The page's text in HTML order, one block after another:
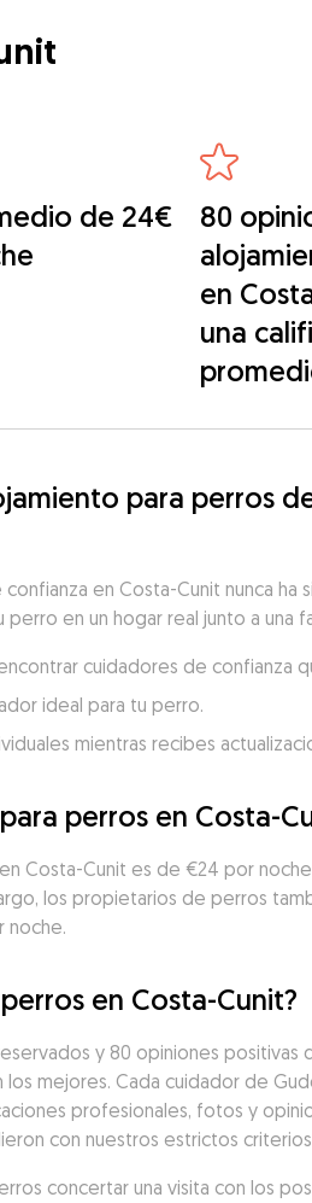
de 24€
80
en
una
para perros
en Costa-Cunit nunca
en un hogar real junto a una
cuidadores de
ideal para tu perro.
mientras recibes
perros en Costa-
Costa-Cunit es de €24 por
los propietarios de perros
noche.
en Costa-Cunit?
y 80 opiniones
mejores. Cada cuidador de
profesionales, fotos y
con nuestros estrictos
concertar una visita con los